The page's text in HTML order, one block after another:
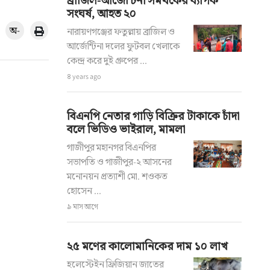
অ-
সংঘর্ষ, আহত ২০
নারায়ণগঞ্জের ফতুল্লায় ব্রাজিল ও
আর্জেন্টিনা দলের ফুটবল খেলাকে
কেন্দ্র করে দুই গ্রুপের ...
৪ years ago
বিএনপি নেতার গাড়ি বিক্রির টাকাকে চাঁদা
বলে ভিডিও ভাইরাল, মামলা
গাজীপুর মহানগর বিএনপির
সভাপতি ও গাজীপুর-২ আসনের
মনোনয়ন প্রত্যাশী মো. শওকত
হোসেন ...
৯ মাস আগে
২৫ মণের কালোমানিকের দাম ১০ লাখ
হলেস্টেইন ফ্রিজিয়ান জাতের